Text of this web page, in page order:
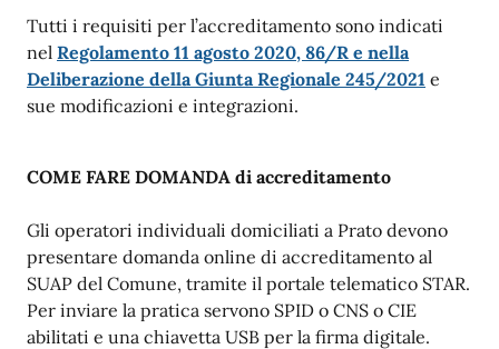
Tutti i requisiti per l’accreditamento sono indicati
nel Regolamento 11 agosto 2020, 86/R e nella
Deliberazione della Giunta Regionale 245/2021 e
sue modificazioni e integrazioni.
COME FARE DOMANDA di accreditamento
Gli operatori individuali domiciliati a Prato devono
presentare domanda online di accreditamento al
SUAP del Comune, tramite il portale telematico STAR.
Per inviare la pratica servono SPID o CNS o CIE
abilitati e una chiavetta USB per la firma digitale.